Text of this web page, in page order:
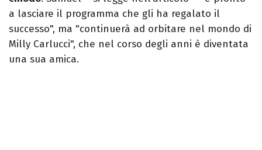
a lasciare il programma che gli ha regalato il
successo", ma "continuerà ad orbitare nel mondo di
Milly Carlucci", che nel corso degli anni è diventata
una sua amica.